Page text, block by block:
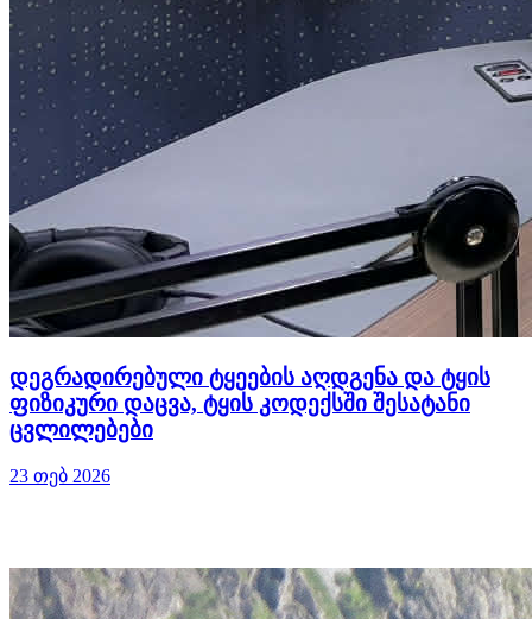
დეგრადირებული ტყეების აღდგენა და ტყის
ფიზიკური დაცვა, ტყის კოდექსში შესატანი
ცვლილებები
23 თებ 2026